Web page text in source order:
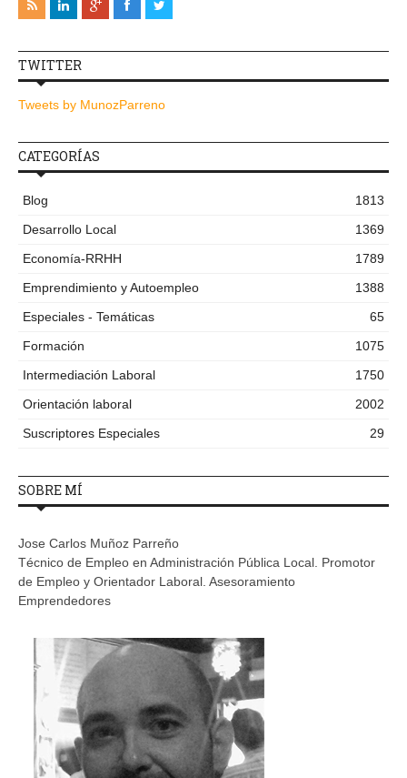
TWITTER
Tweets by MunozParreno
CATEGORÍAS
Blog
1813
Desarrollo Local
1369
Economía-RRHH
1789
Emprendimiento y Autoempleo
1388
Especiales - Temáticas
65
Formación
1075
Intermediación Laboral
1750
Orientación laboral
2002
Suscriptores Especiales
29
SOBRE MÍ
Jose Carlos Muñoz Parreño
Técnico de Empleo en Administración Pública Local. Promotor
de Empleo y Orientador Laboral. Asesoramiento
Emprendedores